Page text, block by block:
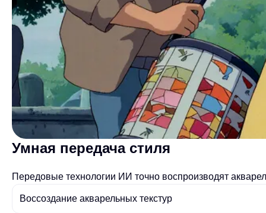
Умная передача стиля
Передовые технологии ИИ точно воспроизводят
Воссоздание акварельных текстур